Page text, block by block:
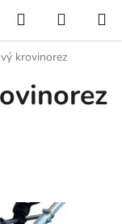
Hľadať
KOŠÍK
krovinorez